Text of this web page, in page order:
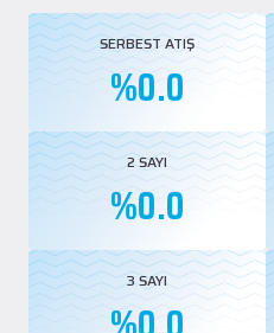
SERBEST ATIŞ
%0.0
2 SAYI
%0.0
3 SAYI